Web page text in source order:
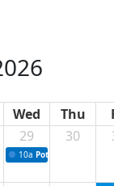
Wed Thu
29
10a Potpisivanje
30